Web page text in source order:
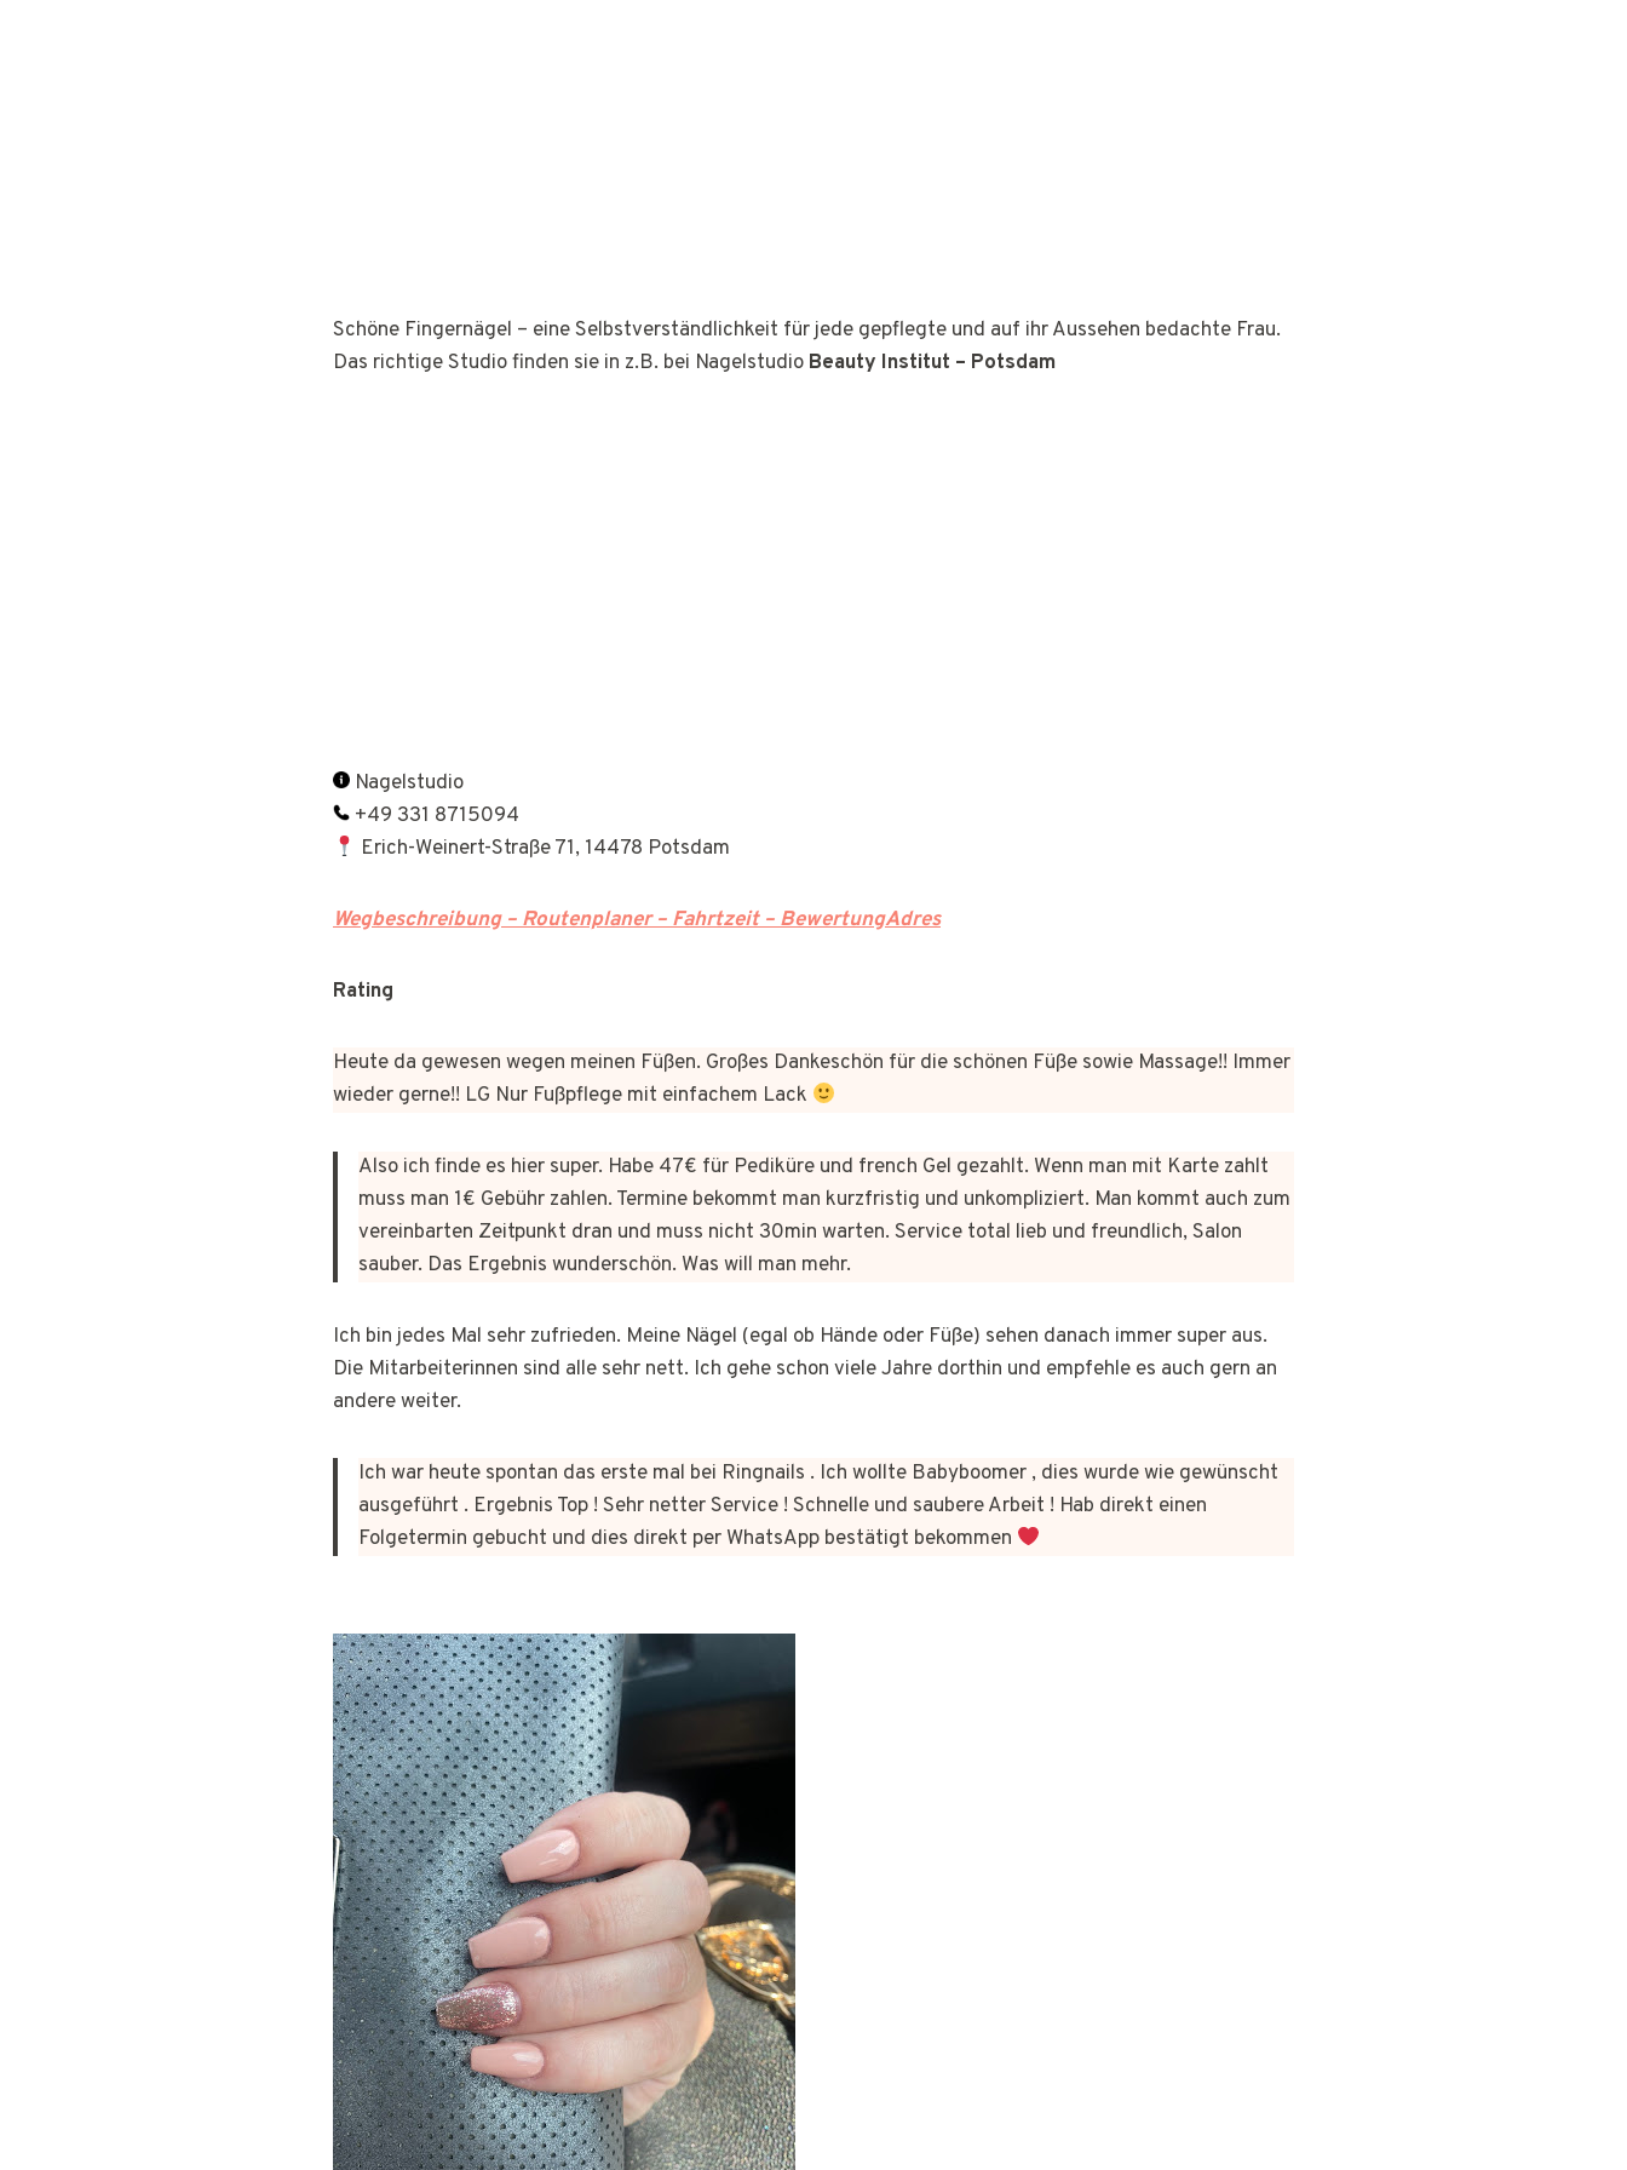
Schöne Fingernägel – eine Selbstverständlichkeit für jede gepflegte und auf ihr Aussehen bedachte Frau.
Das richtige Studio finden sie in z.B. bei Nagelstudio Beauty Institut – Potsdam
Nagelstudio
+49 331 8715094
Erich-Weinert-Straße 71, 14478 Potsdam
Wegbeschreibung – Routenplaner – Fahrtzeit – BewertungAdres
Rating
Heute da gewesen wegen meinen Füßen. Großes Dankeschön für die schönen Füße sowie Massage!! Immer
wieder gerne!! LG Nur Fußpflege mit einfachem Lack
Also ich finde es hier super. Habe 47€ für Pediküre und french Gel gezahlt. Wenn man mit Karte zahlt
muss man 1€ Gebühr zahlen. Termine bekommt man kurzfristig und unkompliziert. Man kommt auch zum
vereinbarten Zeitpunkt dran und muss nicht 30min warten. Service total lieb und freundlich, Salon
sauber. Das Ergebnis wunderschön. Was will man mehr.
Ich bin jedes Mal sehr zufrieden. Meine Nägel (egal ob Hände oder Füße) sehen danach immer super aus.
Die Mitarbeiterinnen sind alle sehr nett. Ich gehe schon viele Jahre dorthin und empfehle es auch gern an
andere weiter.
Ich war heute spontan das erste mal bei Ringnails . Ich wollte Babyboomer , dies wurde wie gewünscht
ausgeführt . Ergebnis Top ! Sehr netter Service ! Schnelle und saubere Arbeit ! Hab direkt einen
Folgetermin gebucht und dies direkt per WhatsApp bestätigt bekommen